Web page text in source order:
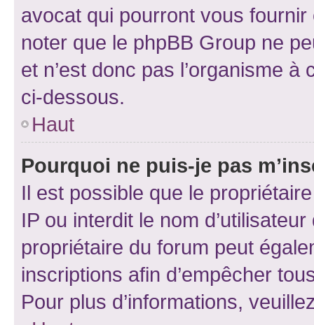
avocat qui pourront vous
noter que le phpBB Group ne
et n’est donc pas l’organisme
ci-dessous.
Haut
Pourquoi ne puis-je pas
Il est possible que le
IP ou interdit le nom
propriétaire du forum peut
inscriptions afin d’empêcher
Pour plus d’informations,